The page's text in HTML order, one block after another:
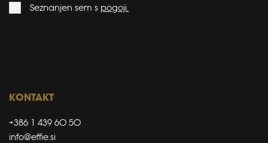
Seznanjen sem s pogoji.
KONTAKT
+386 1 439 60 50
info@effie.si